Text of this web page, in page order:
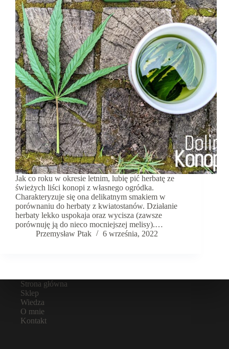
Jak co roku w okresie letnim, lubię pić herbatę ze
świeżych liści konopi z własnego ogródka.
Charakteryzuje się ona delikatnym smakiem w
porównaniu do herbaty z kwiatostanów. Działanie
herbaty lekko uspokaja oraz wycisza (zawsze
porównuję ją do nieco mocniejszej melisy).…
Przemysław Ptak
6 września, 2022
Strona główna
Sklep
Wiedza
O mnie
Kontakt